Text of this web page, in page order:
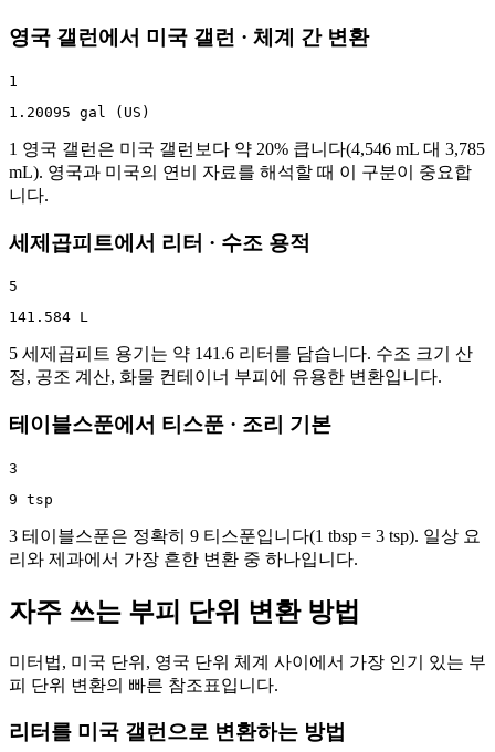
영국 갤런에서 미국 갤런 · 체계 간 변환
1
1.20095 gal (US)
1 영국 갤런은 미국 갤런보다 약 20% 큽니다(4,546 mL 대 3,785
mL). 영국과 미국의 연비 자료를 해석할 때 이 구분이 중요합
니다.
세제곱피트에서 리터 · 수조 용적
5
141.584 L
5 세제곱피트 용기는 약 141.6 리터를 담습니다. 수조 크기 산
정, 공조 계산, 화물 컨테이너 부피에 유용한 변환입니다.
테이블스푼에서 티스푼 · 조리 기본
3
9 tsp
3 테이블스푼은 정확히 9 티스푼입니다(1 tbsp = 3 tsp). 일상 요
리와 제과에서 가장 흔한 변환 중 하나입니다.
자주 쓰는 부피 단위 변환 방법
미터법, 미국 단위, 영국 단위 체계 사이에서 가장 인기 있는 부
피 단위 변환의 빠른 참조표입니다.
리터를 미국 갤런으로 변환하는 방법